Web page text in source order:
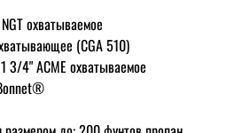
охватываемое
(CGA 510)
3/4" AСME охватываемое